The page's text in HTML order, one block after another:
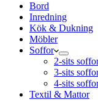
Bord
Inredning
Kök & Dukning
Möbler
Soffor
2-sits
3-sits
4-sits
Textil & Mattor